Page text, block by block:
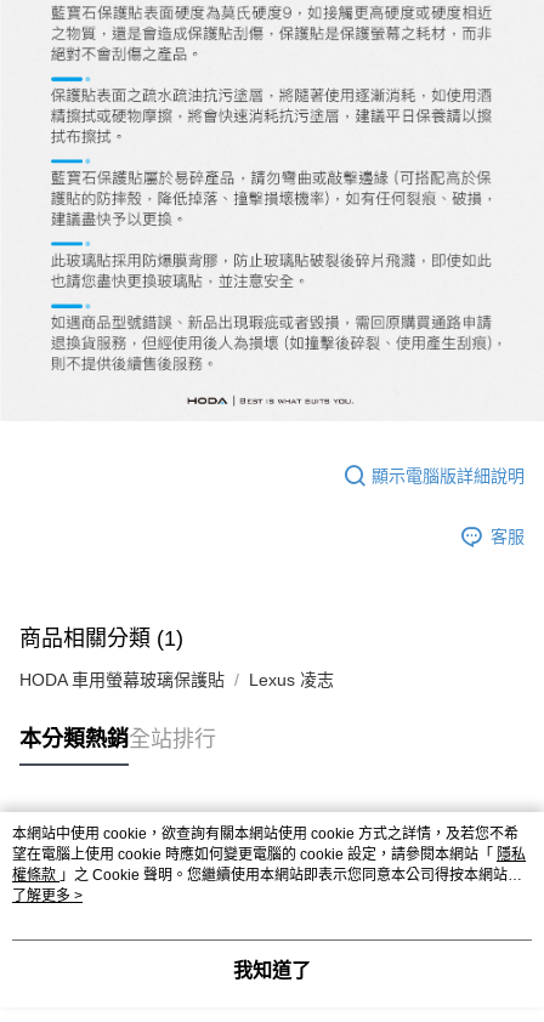
顯示電腦版詳細說明
客服
商品相關分類 (1)
HODA 車用螢幕玻璃保護貼 Lexus 凌志
本分類熱銷全站排行
熱門標籤
本網站中使用 cookie，欲查詢有關本網站使用 cookie 方式之詳情，及若您不希
望在電腦上使用 cookie 時應如何變更電腦的 cookie 設定，請參閱本網站「 隱私
權條款 」之 Cookie 聲明。您繼續使用本網站即表示您同意本公司得按本網站使
用條款之 Cookie 聲明使用 cookie。
了解更多 >
我知道了